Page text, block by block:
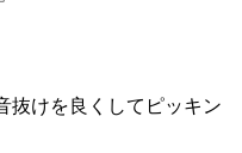
抜けを良くしてピッキン